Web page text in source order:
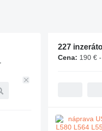
227
Cena: 190 €